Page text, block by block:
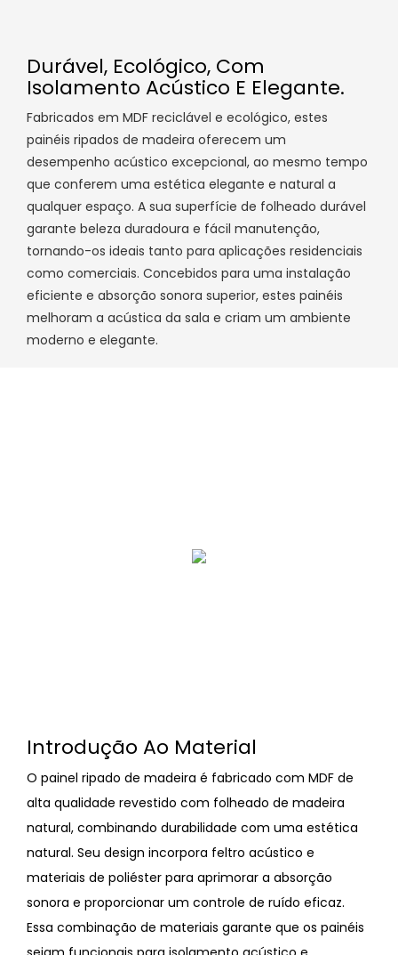
Durável, Ecológico, Com
Isolamento Acústico E Elegante.
Fabricados em MDF reciclável e ecológico, estes
painéis ripados de madeira oferecem um
desempenho acústico excepcional, ao mesmo tempo
que conferem uma estética elegante e natural a
qualquer espaço. A sua superfície de folheado durável
garante beleza duradoura e fácil manutenção,
tornando-os ideais tanto para aplicações residenciais
como comerciais. Concebidos para uma instalação
eficiente e absorção sonora superior, estes painéis
melhoram a acústica da sala e criam um ambiente
moderno e elegante.
Introdução Ao Material
O painel ripado de madeira é fabricado com MDF de
alta qualidade revestido com folheado de madeira
natural, combinando durabilidade com uma estética
natural. Seu design incorpora feltro acústico e
materiais de poliéster para aprimorar a absorção
sonora e proporcionar um controle de ruído eficaz.
Essa combinação de materiais garante que os painéis